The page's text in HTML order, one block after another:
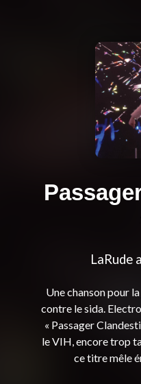
LaRude
Une chanson pour
contre le sida.
« Passager
le VIH, encore trop